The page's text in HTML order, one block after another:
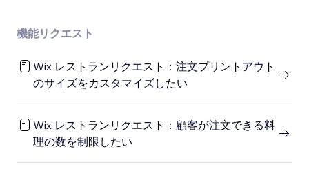
機能リクエスト
Wix レストランリクエスト：注文プリントアウト
のサイズをカスタマイズしたい
Wix レストランリクエスト：顧客が注文できる料
理の数を制限したい